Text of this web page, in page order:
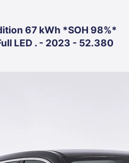
67 kWh *SOH 98%*
LED . - 2023 - 52.380